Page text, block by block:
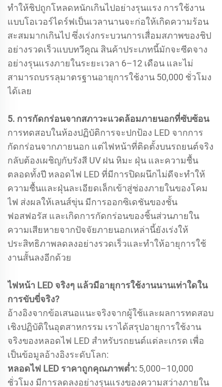
ทำให้ชิปถูกโหลดหนักเกินไปอย่างรุนแรง การใช้งาน
แบบโอเวอร์ไดร์ฟเป็นเวลานานจะก่อให้เกิดความร้อน
สะสมมากเกินไป ซึ่งเร่งกระบวนการเสื่อมสภาพของชิป
อย่างรวดเร็วแบบทวีคูณ สินค้าประเภทนี้มักจะซีดจาง
อย่างรุนแรงภายในระยะเวลา 6–12 เดือน และไม่
สามารถบรรลุมาตรฐานอายุการใช้งาน 50,000 ชั่วโมง
ได้เลย
5. การกัดกร่อนจากสภาวะแวดล้อมภายนอกที่ซับซ้อน
การทดสอบในห้องปฏิบัติการจะปกป้อง LED จากการ
กัดกร่อนจากภายนอก แต่ไฟหน้าที่ติดตั้งบนรถยนต์จริง
กลับต้องเผชิญกับรังสี UV ฝน หิมะ ฝุ่น และความชื้น
ตลอดทั้งปี หลอดไฟ LED ที่มีการปิดผนึกไม่ดีจะทำให้
ความชื้นและฝุ่นละเอียดเล็กเข้าสู่ช่องภายในของโคม
ไฟ ส่งผลให้เลนส์ขุ่น มีการออกซิเดชันของชั้น
ฟอสฟอรัส และเกิดการกัดกร่อนของชิ้นส่วนภายใน
ความเสียหายจากปัจจัยภายนอกเหล่านี้ยังเร่งให้
ประสิทธิภาพลดลงอย่างรวดเร็วและทำให้อายุการใช้
งานสั้นลงอีกด้วย
ไฟหน้า LED จริงๆ แล้วมีอายุการใช้งานนานเท่าใดใน
การขับขี่จริง?
อ้างอิงจากข้อเสนอแนะจริงจากผู้ใช้และผลการทดสอบ
เชิงปฏิบัติในอุตสาหกรรม เราได้สรุปอายุการใช้งาน
จริงของหลอดไฟ LED สำหรับรถยนต์แต่ละเกรด เพื่อ
เป็นข้อมูลอ้างอิงระดับโลก:
หลอดไฟ LED ราคาถูกคุณภาพต่ำ: 5,000–10,000
ชั่วโมง มีการลดลงอย่างรุนแรงของความสว่างภายใน